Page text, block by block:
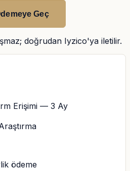
Geç
doğrudan Iyzico'ya iletilir.
Erişimi — 3 Ay
ödeme